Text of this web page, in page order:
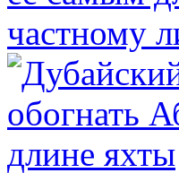
частному